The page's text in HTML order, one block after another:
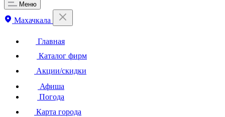
Меню
Махачкала
Главная
Каталог фирм
Акции/скидки
Афиша
Погода
Карта города